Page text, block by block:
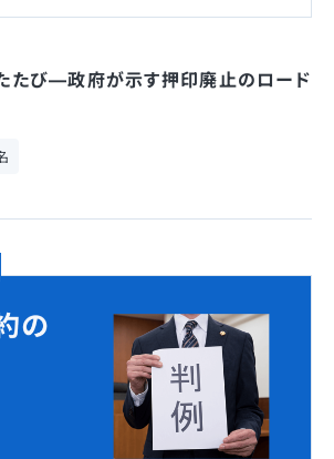
たび—政府が示す押印廃止のロード